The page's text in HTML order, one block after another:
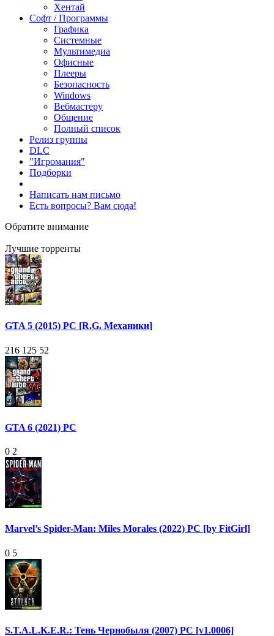
Хентай
Софт / Программы
Графика
Системные
Мультимедиа
Офисные
Плееры
Безопасность
Windows
Вебмастеру
Общение
Полный список
Релиз группы
DLC
"Игромания"
Подборки
Написать нам письмо
Есть вопросы? Вам сюда!
Обратите внимание
Лучшие торренты
GTA 5 (2015) PC [R.G. Механики]
216 125 52
GTA 6 (2021) PC
0 2
Marvel’s Spider-Man: Miles Morales (2022) PC [by FitGirl]
0 5
S.T.A.L.K.E.R.: Тень Чернобыля (2007) PC [v1.0006]